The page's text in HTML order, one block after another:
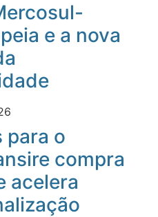
e a nova
para o
compra
acelera